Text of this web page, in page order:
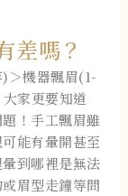
差嗎？
＞機器飄眉(1-
家更要知道
！手工飄眉雖
能有暈開甚至
到哪裡是無法
眉型走鐘等問